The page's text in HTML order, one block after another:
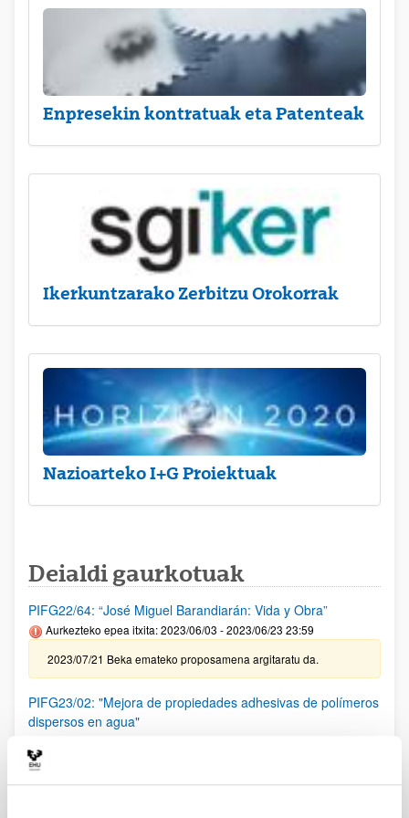
Enpresekin kontratuak eta Patenteak
Ikerkuntzarako Zerbitzu Orokorrak
Nazioarteko I+G Proiektuak
Deialdi gaurkotuak
PIFG22/64: “José Miguel Barandiarán: Vida y Obra”
Aurkezteko epea itxita: 2023/06/03 - 2023/06/23 23:59
2023/07/21 Beka emateko proposamena argitaratu da.
PIFG23/02: "Mejora de propiedades adhesivas de polímeros
dispersos en agua"